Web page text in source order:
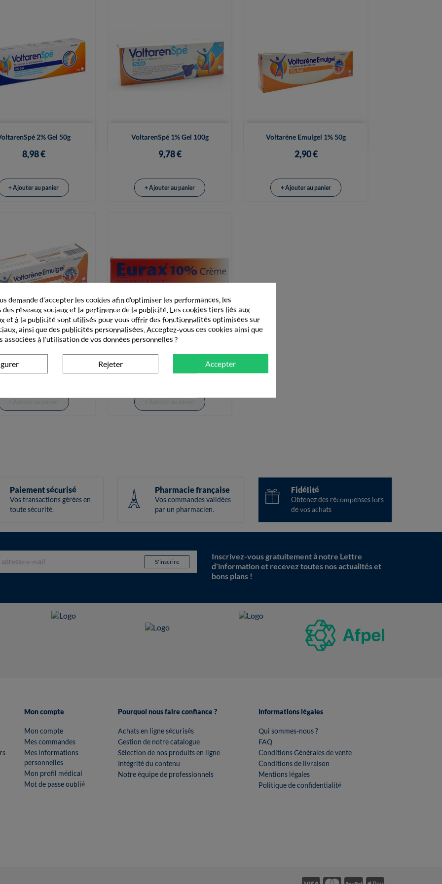
2% Gel 50g
8,98 €
 Vue rapide
+ Ajouter au panier
VoltarenSpé 1% Gel 100g
9,78 €
Vue rapide
+ Ajouter au panier
Voltarène Emulgel 1% 50g
2,90 €
 Vue rapide
+ Ajouter au panier
Pressurisé 100ml
Paiement sécurisé
Vos transactions gérées en
toute sécurité.
Pharmacie française
Vos commandes validées
par un pharmacien.
Fidélité
Obtenez des récompenses lors
de vos achats
Inscrivez-vous gratuitement à notre Lettre
d'information et recevez toutes nos actualités et
bons plans !
Mon compte
Mon compte
Mes commandes
Mes informations
personnelles
Mon profil médical
Mot de passe oublié
Pourquoi nous faire confiance ?
Achats en ligne sécurisés
Gestion de notre catalogue
Sélection de nos produits en ligne
Intégrité du contenu
Notre équipe de professionnels
Informations légales
Qui sommes-nous ?
FAQ
Conditions Générales de vente
Conditions de livraison
Mentions légales
Politique de confidentialité
demande d'accepter les cookies afin d'optimiser les performances, les
réseaux sociaux et la pertinence de la publicité. Les cookies tiers liés aux
et à la publicité sont utilisés pour vous offrir des fonctionnalités optimisées sur
ainsi que des publicités personnalisées. Acceptez-vous ces cookies ainsi que
associées à l'utilisation de vos données personnelles ?
Rejeter Accepter